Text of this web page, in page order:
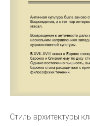
Стиль архитектуры